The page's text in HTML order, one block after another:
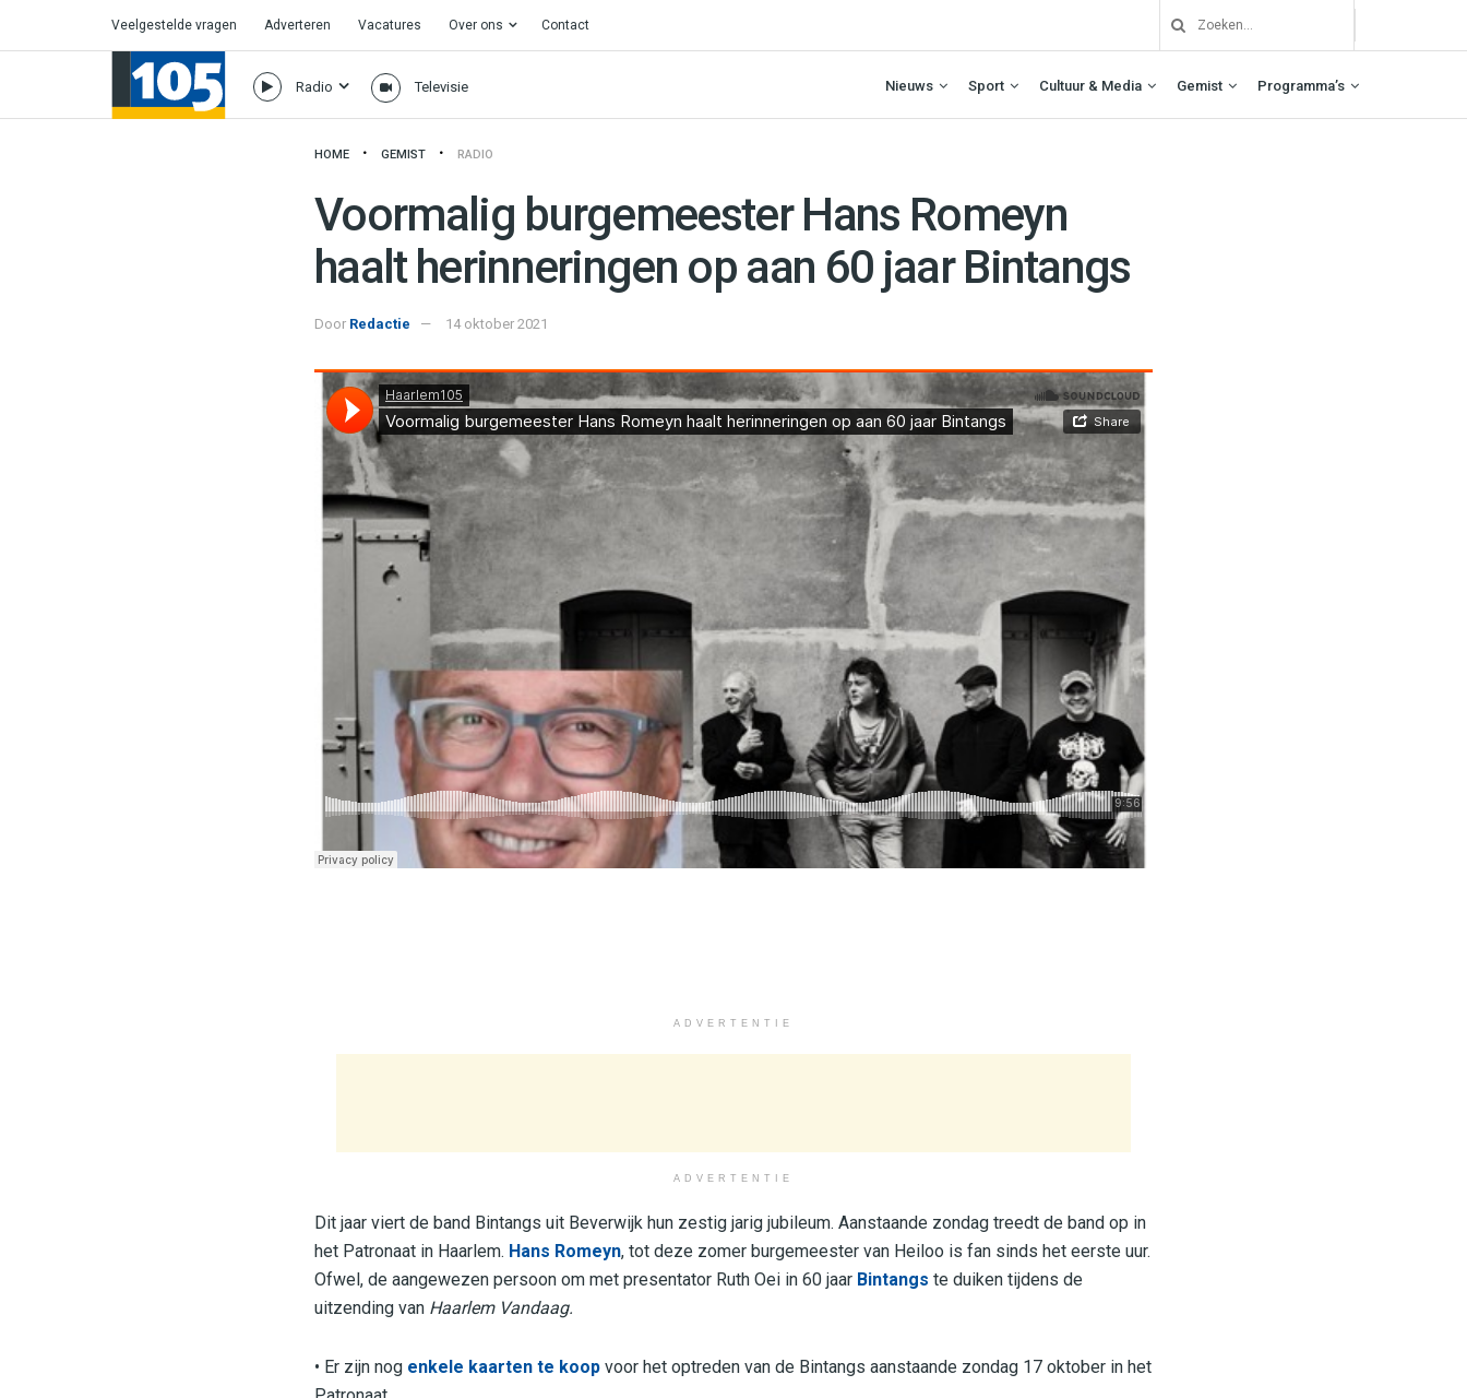
Veelgestelde vragen Adverteren Vacatures Over ons Contact
Radio Televisie Nieuws Sport Cultuur & Media Gemist Programma’s
HOME GEMIST RADIO
Voormalig burgemeester Hans Romeyn
haalt herinneringen op aan 60 jaar Bintangs
Door Redactie 14 oktober 2021
Haarlem105·Voormalig burgemeester Hans Romeyn haalt herinneringen op aan 60 jaar Bintangs
ADVERTENTIE
ADVERTENTIE
Dit jaar viert de band Bintangs uit Beverwijk hun zestig jarig jubileum. Aanstaande zondag treedt de band op in
het Patronaat in Haarlem. Hans Romeyn, tot deze zomer burgemeester van Heiloo is fan sinds het eerste uur.
Ofwel, de aangewezen persoon om met presentator Ruth Oei in 60 jaar Bintangs te duiken tijdens de
uitzending van Haarlem Vandaag.
• Er zijn nog enkele kaarten te koop voor het optreden van de Bintangs aanstaande zondag 17 oktober in het